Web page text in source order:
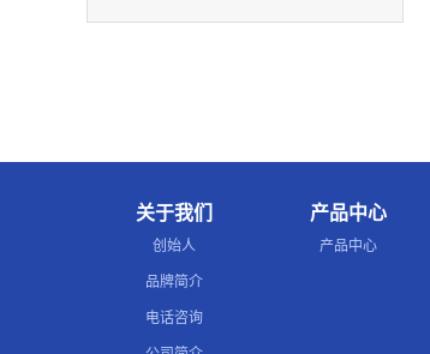
关于我们
创始人
品牌简介
电话咨询
产品中心
产品中心